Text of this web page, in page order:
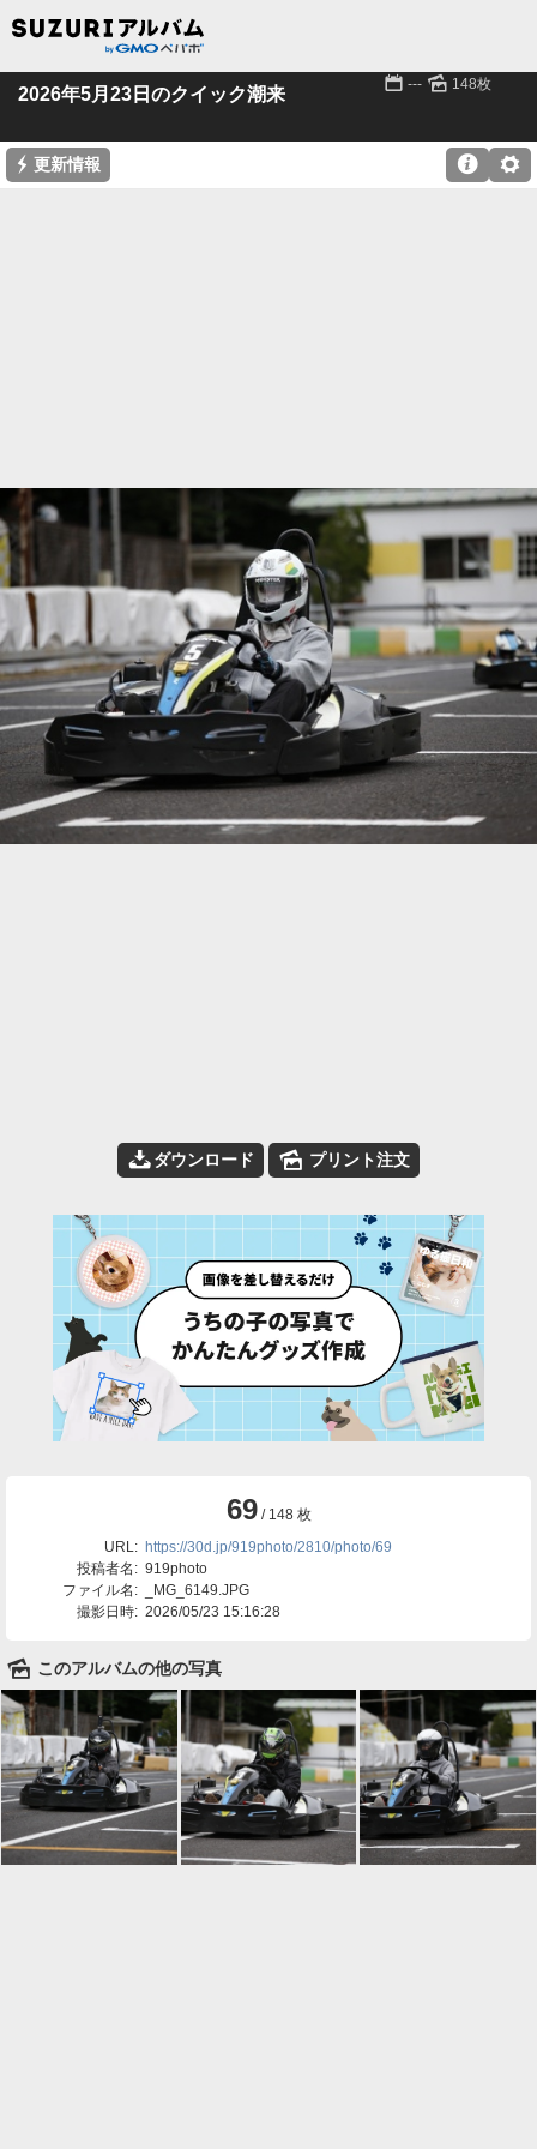
2026年5月23日のクイック潮来 📅 --- 🌄 148枚
⚡ 更新情報 ⚙

📥ダウンロード 🌄 プリント注文
69 / 148 枚
URL: https://30d.jp/919photo/2810/photo/69
投稿者名: 919photo
ファイル名:
_MG_6149.JPG
撮影日時: 2026/05/23 15:16:28
🌄 このアルバムの他の写真